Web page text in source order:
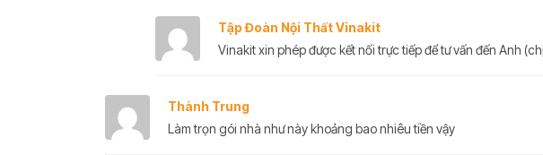
Tập Đoàn Nội Thất Vinakit
Vinakit xin phép được kết nối trực tiếp để tư vấn đến Anh
Thành Trung
Làm trọn gói nhà như này khoảng bao nhiêu tiền vậy